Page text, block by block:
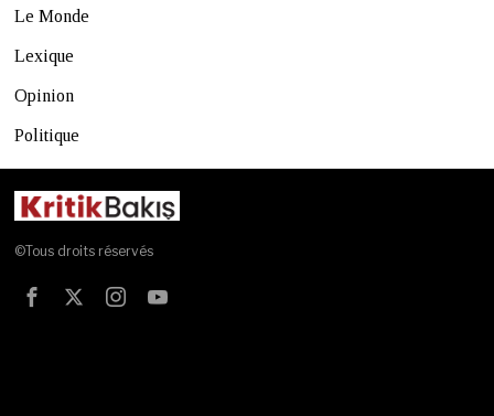
Le Monde
Lexique
Opinion
Politique
©Tous droits réservés